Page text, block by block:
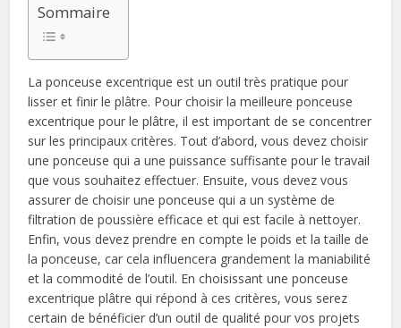
Sommaire
La ponceuse excentrique est un outil très pratique pour
lisser et finir le plâtre. Pour choisir la meilleure ponceuse
excentrique pour le plâtre, il est important de se concentrer
sur les principaux critères. Tout d’abord, vous devez choisir
une ponceuse qui a une puissance suffisante pour le travail
que vous souhaitez effectuer. Ensuite, vous devez vous
assurer de choisir une ponceuse qui a un système de
filtration de poussière efficace et qui est facile à nettoyer.
Enfin, vous devez prendre en compte le poids et la taille de
la ponceuse, car cela influencera grandement la maniabilité
et la commodité de l’outil. En choisissant une ponceuse
excentrique plâtre qui répond à ces critères, vous serez
certain de bénéficier d’un outil de qualité pour vos projets